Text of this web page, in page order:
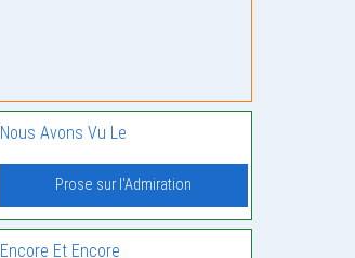
Nous Avons Vu Le
Prose sur l'Admiration
Encore Et Encore